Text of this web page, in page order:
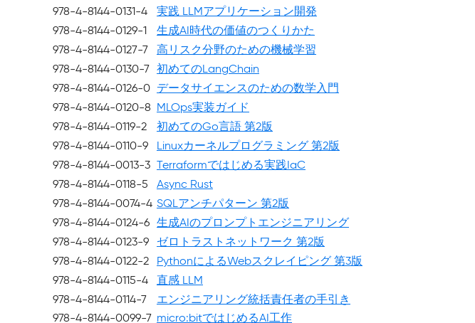
978-4-8144-0131-4
実践 LLMアプリケーション開発
978-4-8144-0129-1
生成AI時代の価値のつくりかた
978-4-8144-0127-7
高リスク分野のための機械学習
978-4-8144-0130-7 初めてのLangChain
978-4-8144-0126-0 データサイエンスのための数学入門
978-4-8144-0120-8 MLOps実装ガイド
978-4-8144-0119-2
初めてのGo言語 第2版
978-4-8144-0110-9
Linuxカーネルプログラミング 第2版
978-4-8144-0013-3 Terraformではじめる実践IaC
978-4-8144-0118-5
Async Rust
978-4-8144-0074-4 SQLアンチパターン 第2版
978-4-8144-0124-6 生成AIのプロンプトエンジニアリング
978-4-8144-0123-9
ゼロトラストネットワーク 第2版
978-4-8144-0122-2
PythonによるWebスクレイピング 第3版
978-4-8144-0115-4
直感 LLM
978-4-8144-0114-7
エンジニアリング統括責任者の手引き
978-4-8144-0099-7 micro:bitではじめるAI工作